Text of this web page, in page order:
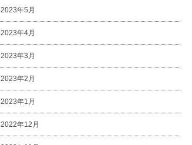
2023年5月
2023年4月
2023年3月
2023年2月
2023年1月
2022年12月